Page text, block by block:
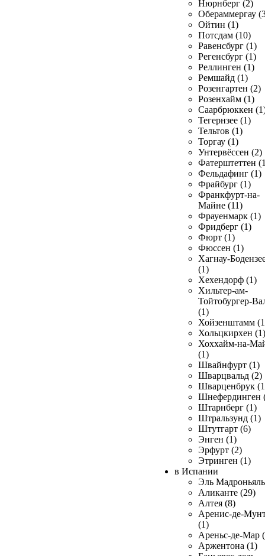
Нюрнберг (2)
Обераммергау
Ойтин (1)
Потсдам (10)
Равенсбург (1)
Регенсбург (1)
Реллинген (1)
Ремшайд (1)
Розенгартен (2)
Розенхайм (1)
Саарбрюккен
Тегернзее (1)
Тельтов (1)
Торгау (1)
Унтервёссен (2)
Фатерштеттен
Фельдафинг (1)
Фрайбург (1)
Франкфурт-на-
Майне (11)
Фрауенмарк (1)
Фридберг (1)
Фюрт (1)
Фюссен (1)
Хагнау-
(1)
Хехендорф (1)
Хильтер-ам-
Тойтобургер-
(1)
Хойзенштамм
Хольцкирхен (1)
Хоххайм-на-
(1)
Швайнфурт (1)
Шварцвальд (2)
Шварценбрук
Шнефердинген
Штарнберг (1)
Штральзунд (1)
Штутгарт (6)
Энген (1)
Эрфурт (2)
Этринген (1)
в Испании
Эль
Аликанте (29)
Алтея (8)
Аренис-де-
(1)
Ареньс-де-Мар
Аржентона (1)